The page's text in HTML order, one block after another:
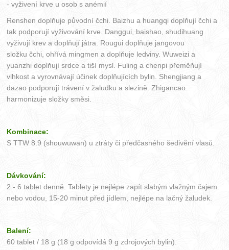
- vyživení krve u osob s anémií
Renshen doplňuje původní čchi. Baizhu a huangqi doplňují čchi a
tak podporují vyživování krve. Danggui, baishao, shudihuang
vyživují krev a doplňují játra. Rougui doplňuje jangovou
složku čchi, ohřívá mingmen a doplňuje ledviny. Wuweizi a
yuanzhi doplňují srdce a tiší mysl. Fuling a chenpi přeměňují
vlhkost a vyrovnávají účinek doplňujících bylin. Shengjiang a
dazao podporují trávení v žaludku a slezině. Zhigancao
harmonizuje složky směsi.
Kombinace:
S TTW 8.9 (shouwuwan) u ztráty či předčasného šedivění vlasů.
Dávkování:
2 - 6 tablet denně. Tablety je nejlépe zapít slabým vlažným čajem
nebo vodou, 15-20 minut před jídlem, nejlépe na lačný žaludek.
Balení:
60 tablet / 18 g (18 g odpovídá 9 g zdrojových bylin).